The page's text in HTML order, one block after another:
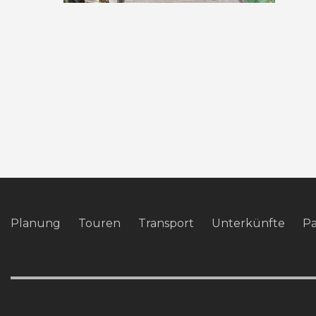
Planung Touren Transport Unterkünfte